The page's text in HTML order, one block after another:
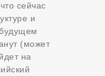
сейчас
и
(может
на